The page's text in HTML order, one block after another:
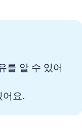
를 알 수 있어
어요.